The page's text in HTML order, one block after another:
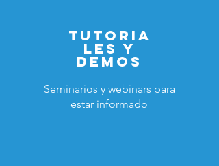
Tutoria
les y
Demos
Seminarios y webinars para
estar informado